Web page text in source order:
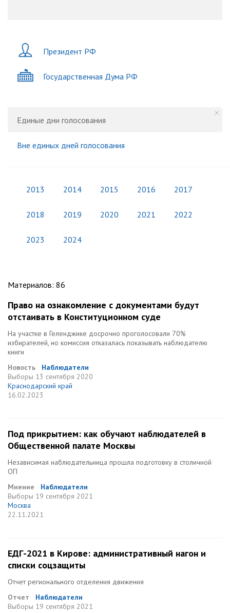
Президент РФ
Государственная Дума РФ
Единые дни голосования
Вне единых дней голосования
2013 2014 2015 2016 2017
2018 2019 2020 2021 2022
2023 2024
Материалов: 86
Право на ознакомление с документами будут
отстаивать в Конституционном суде
На участке в Геленджике досрочно проголосовали 70%
избирателей, но комиссия отказалась показывать наблюдателю
книги
Новость
Наблюдатели
Выборы 13 сентября 2020
Краснодарский край
16.02.2023
Под прикрытием: как обучают наблюдателей в
Общественной палате Москвы
Независимая наблюдательница прошла подготовку в столичной
ОП
Мнение
Наблюдатели
Выборы 19 сентября 2021
Москва
22.11.2021
ЕДГ-2021 в Кирове: административный нагон и
списки соцзащиты
Отчет регионального отделения движения
Отчет
Наблюдатели
Выборы 19 сентября 2021